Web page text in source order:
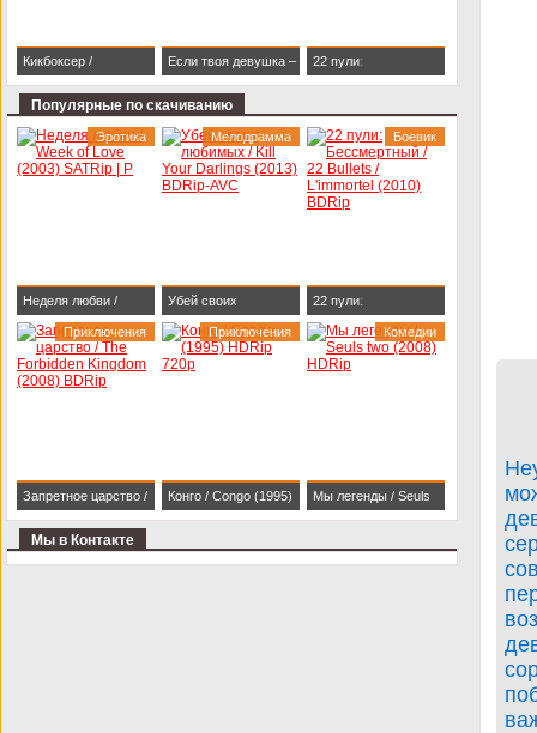
Кикбоксер /
Kickboxer (1989)
Если твоя девушка –
зомби / Life After Beth
22 пули:
(2010) BDRip
Популярные по скачиванию
Неделя любви /
Week of Love (2003)
SATRip | P
Эротика
Убей своих
любимых / Kill Your
Darlings (2013)
Мелодрамма
22 пули:
Бессмертный / 22
Bullets / L'immortel
Боевик
Запретное царство /
The Forbidden
Приключения
Конго / Congo (1995)
Приключения
Мы легенды / Seuls
Комедии
Мы в Контакте